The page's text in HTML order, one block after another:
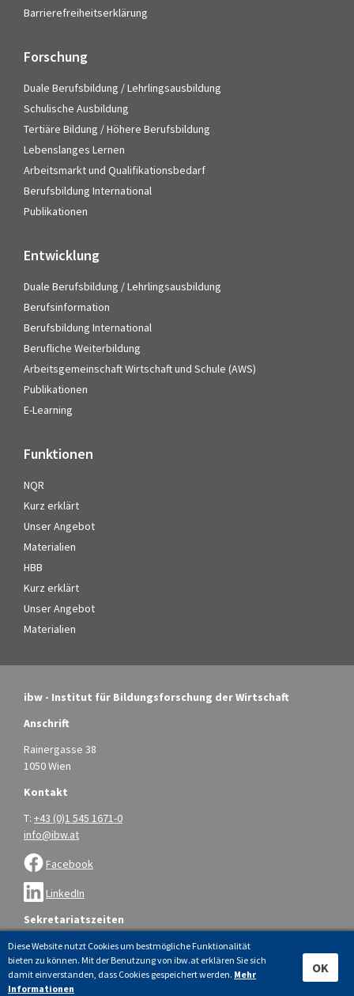
Barrierefreiheitserklärung
Forschung
Duale Berufsbildung / Lehrlingsausbildung
Schulische Ausbildung
Tertiäre Bildung / Höhere Berufsbildung
Lebenslanges Lernen
Arbeitsmarkt und Qualifikationsbedarf
Berufsbildung International
Publikationen
Entwicklung
Duale Berufsbildung / Lehrlingsausbildung
Berufsinformation
Berufsbildung International
Berufliche Weiterbildung
Arbeitsgemeinschaft Wirtschaft und Schule (AWS)
Publikationen
E-Learning
Funktionen
NQR
Kurz erklärt
Unser Angebot
Materialien
HBB
Kurz erklärt
Unser Angebot
Materialien
ibw - Institut für Bildungsforschung der Wirtschaft
Anschrift
Rainergasse 38
1050 Wien
Kontakt
T: +43 (0)1 545 1671-0
info@ibw.at
Facebook
LinkedIn
Sekretariatszeiten
Montag bis Donnerstag: 9.00 – 16.00 Uhr
Freitag: 9.00 – 14.00 Uhr
Diese Website nutzt Cookies um bestmögliche Funktionalität
bieten zu können. Mit der Benutzung von ibw.at erklären Sie sich
damit einverstanden, dass Cookies gespeichert werden. Mehr
Informationen
OK